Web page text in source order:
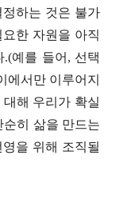
하는 것은 불가
한 자원을 아직
.(예를 들어 , 선택
에서만 이루어지
해 우리가 확실
히 삶을 만드는
을 위해 조직될